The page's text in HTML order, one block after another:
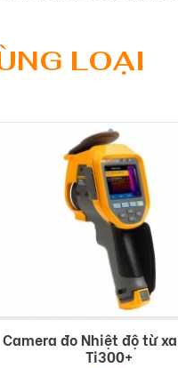
LOẠI
Camera đo Nhiệt độ từ
Ti300+